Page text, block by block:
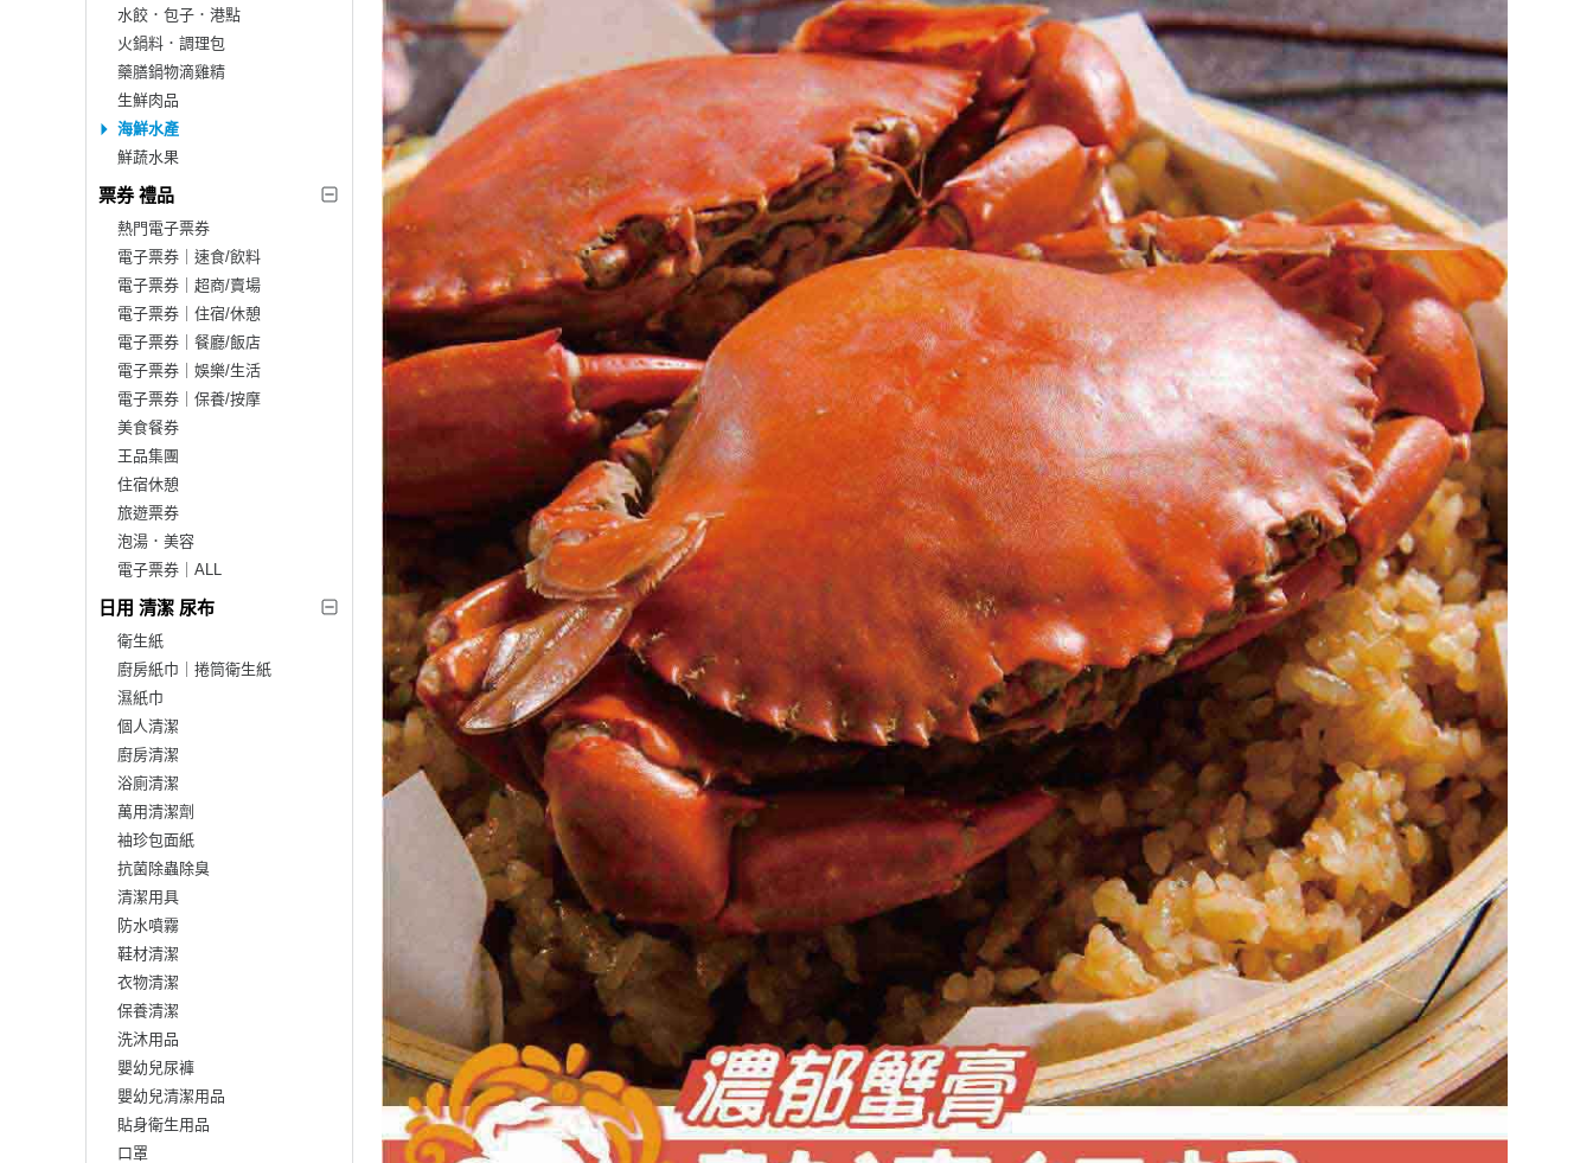
水餃．包子．港點
火鍋料．調理包
藥膳鍋物滴雞精
生鮮肉品
海鮮水產
鮮蔬水果
票券 禮品
熱門電子票券
電子票券｜速食/飲料
電子票券｜超商/賣場
電子票券｜住宿/休憩
電子票券｜餐廳/飯店
電子票券｜娛樂/生活
電子票券｜保養/按摩
美食餐券
王品集團
住宿休憩
旅遊票券
泡湯．美容
電子票券｜ALL
日用 清潔 尿布
衛生紙
廚房紙巾｜捲筒衛生紙
濕紙巾
個人清潔
廚房清潔
浴廁清潔
萬用清潔劑
袖珍包面紙
抗菌除蟲除臭
清潔用具
防水噴霧
鞋材清潔
衣物清潔
保養清潔
洗沐用品
嬰幼兒尿褲
嬰幼兒清潔用品
貼身衛生用品
口罩